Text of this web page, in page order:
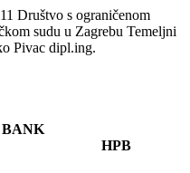
Društvo s ograničenom
sudu u Zagrebu Temeljni
Pivac dipl.ing.
HPB